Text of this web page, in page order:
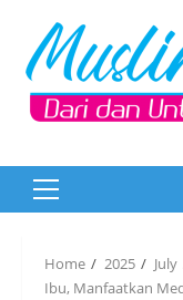
content
Primary
Home 2025 July
Ibu, Manfaatkan